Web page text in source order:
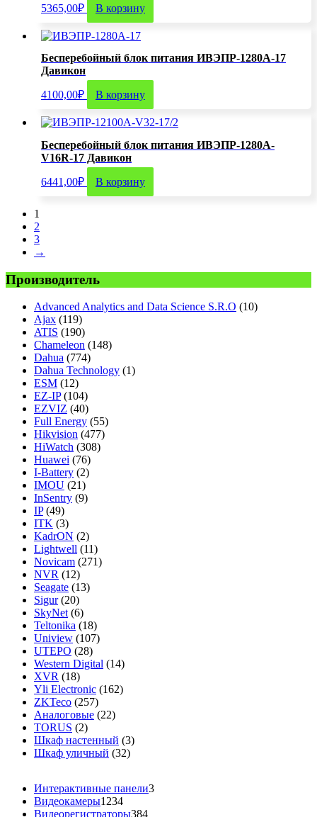
5365,00₽ В корзину
Бесперебойный блок питания ИВЭПР-1280А-17
Давикон
4100,00₽ В корзину
Бесперебойный блок питания ИВЭПР-1280А-
V16R-17 Давикон
6441,00₽ В корзину
1
2
3
→
Производитель
Advanсed Analytics and Data Science S.R.O (10)
Ajax (119)
ATIS (190)
Chameleon (148)
Dahua (774)
Dahua Technology (1)
ESM (12)
EZ-IP (104)
EZVIZ (40)
Full Energy (55)
Hikvision (477)
HiWatch (308)
Huawei (76)
I-Battery (2)
IMOU (21)
InSentry (9)
IP (49)
ITK (3)
KadrON (2)
Lightwell (11)
Novicam (271)
NVR (12)
Seagate (13)
Sigur (20)
SkyNet (6)
Teltonika (18)
Uniview (107)
UTEPO (28)
Western Digital (14)
XVR (18)
Yli Electronic (162)
ZKTeco (257)
Аналоговые (22)
ТORUS (2)
Шкаф настенный (3)
Шкаф уличный (32)
Интерактивные панели33
Видеокамеры12341
2
Видеорегистраторы3843